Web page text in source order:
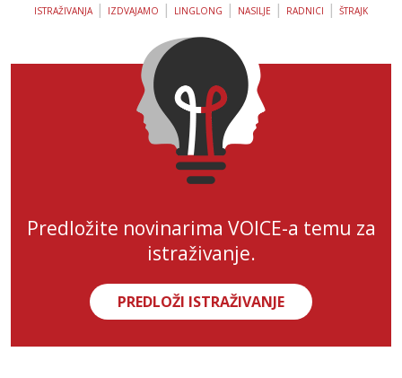
ISTRAŽIVANJA| IZDVAJAMO | LINGLONG | NASILJE | RADNICI | ŠTRAJK
Predložite novinarima VOICE-a temu za
istraživanje.
PREDLOŽI ISTRAŽIVANJE